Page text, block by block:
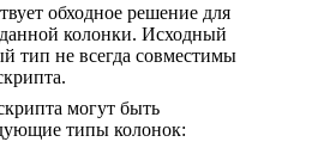
обходное решение для
колонки. Исходный
тип не всегда совместимы
могут быть
типы колонок: